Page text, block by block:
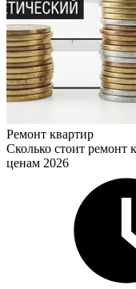
Ремонт квартир
Сколько стоит
ценам 2026